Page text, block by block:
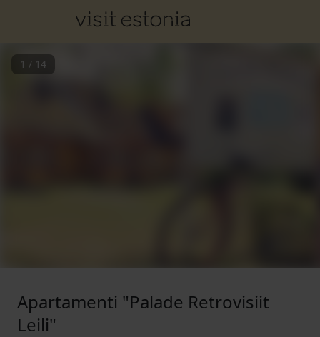
1 / 14
Apartamenti "Palade Retrovisiit
Leili"